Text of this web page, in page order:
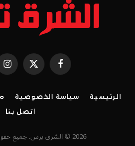
فيسبوك X
(Twitter)
الرئيسية سياسة الخصوصية
اتصل بنا
2026 © الشرق برس. جميع حقوق النشر محفوظة.